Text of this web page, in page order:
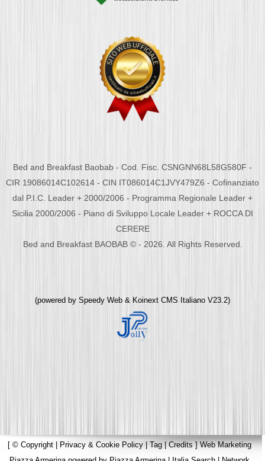
Bed and Breakfast Baobab - Cod. Fisc. CSNGNN68L58G580F -
CIR 19086014C102614 - CIN IT086014C1JVY479Z6 - Cofinanziato
dal P.I.C. Leader + 2000/2006 - Programma Regionale Leader +
Sicilia 2000/2006 - Piano di Sviluppo Locale Leader + ROCCA DI
CERERE
Bed and Breakfast BAOBAB © - 2026. All Rights Reserved.
(powered by Speedy Web & Koinext CMS Italiano V23.2)
[ © Copyright | Privacy & Cookie Policy | Tag|Credits]Web Marketing